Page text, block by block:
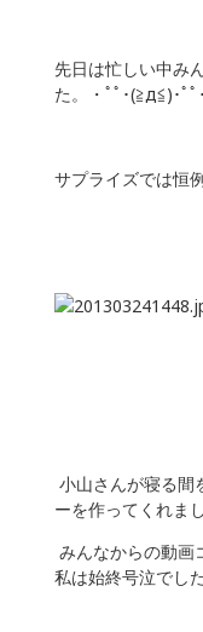
先日は忙しい中み
た。・ﾟﾟ･(≧д≦)･ﾟﾟ･
サプライズでは恒
小山さんが寝る間
ーを作ってくれま
みんなからの動画
私は始終号泣でし